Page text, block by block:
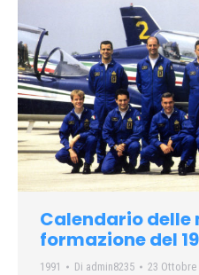
Calendario
formazione del
1991 Di admin8235 23 Ottobre